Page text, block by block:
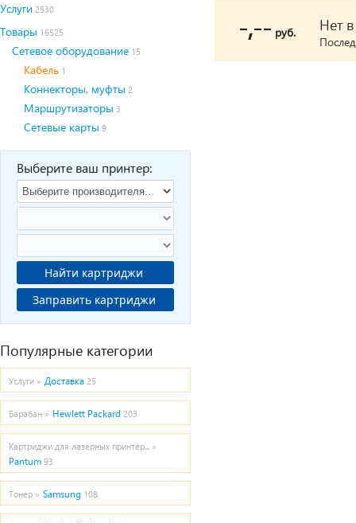
Услуги 2530
Товары 16525
Сетевое оборудование 15
Кабель 1
Коннекторы, муфты 2
Маршрутизаторы 3
Сетевые карты 9
Выберите ваш принтер:
Найти картриджи
Заправить картриджи
Популярные категории
Услуги » Доставка 25
Барабан » Hewlett Packard 203
Картриджи для лазерных принтер... »
Pantum 93
Тонер » Samsung 108
-,-- руб. Нет